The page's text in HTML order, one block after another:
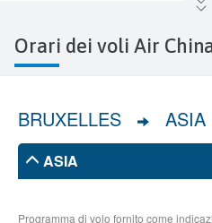
Orari dei voli Air